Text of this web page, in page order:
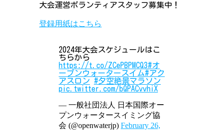
大会運営ボランティアスタッフ募集中！
登録用紙はこちら
2024年大会スケジュールはこ
ちらから
https://t.co/ZCePBPMCQ3#オ
ープンウォータースイム#アク
アスロン
#夕空絶景マラソン
pic.twitter.com/bQPACvvhiX
— 一般社団法人 日本国際オー
プンウォータースイミング協
会 (@openwaterjp) February 26,